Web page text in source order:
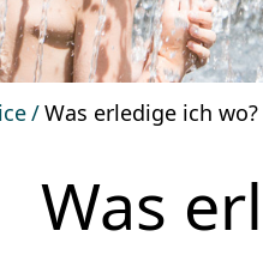
Was erledige ich wo?
Was